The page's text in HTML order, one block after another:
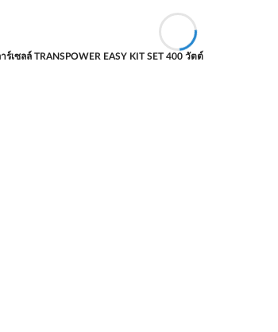
ร์เซลล์ TRANSPOWER EASY KIT SET 400 วัตต์